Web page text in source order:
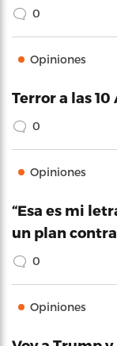
0
Opiniones
Terror a las 10
0
Opiniones
“Esa es mi
un plan
0
Opiniones